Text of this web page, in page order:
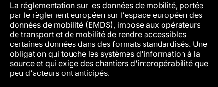
La réglementation sur les données de mobilité, portée
par le règlement européen sur l'espace européen des
données de mobilité (EMDS), impose aux opérateurs
de transport et de mobilité de rendre accessibles
certaines données dans des formats standardisés. Une
obligation qui touche les systèmes d'information à la
source et qui exige des chantiers d'interopérabilité que
peu d'acteurs ont anticipés.